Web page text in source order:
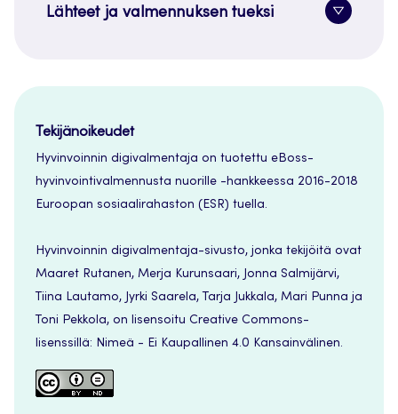
Lähteet ja valmennuksen tueksi
Tekijänoikeudet
Hyvinvoinnin digivalmentaja on tuotettu eBoss-
hyvinvointivalmennusta nuorille -hankkeessa 2016-2018
Euroopan sosiaalirahaston (ESR) tuella.
Hyvinvoinnin digivalmentaja-sivusto, jonka tekijöitä ovat
Maaret Rutanen, Merja Kurunsaari, Jonna Salmijärvi,
Tiina Lautamo, Jyrki Saarela, Tarja Jukkala, Mari Punna ja
Toni Pekkola, on lisensoitu Creative Commons-
lisenssillä: Nimeä - Ei Kaupallinen 4.0 Kansainvälinen.